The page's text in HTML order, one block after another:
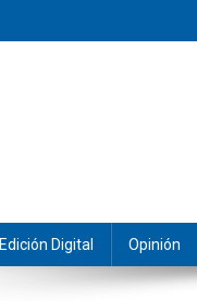
Edición Digital Opinión